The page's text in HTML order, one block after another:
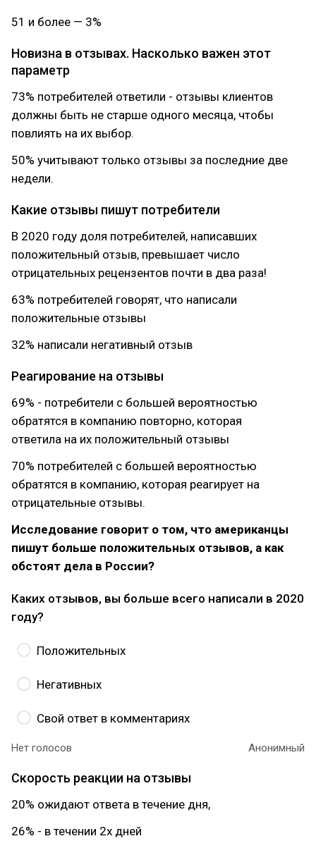
51 и более — 3%
Новизна в отзывах. Насколько важен этот
параметр
73% потребителей ответили - отзывы клиентов
должны быть не старше одного месяца, чтобы
повлиять на их выбор.
50% учитывают только отзывы за последние две
недели.
Какие отзывы пишут потребители
В 2020 году доля потребителей, написавших
положительный отзыв, превышает число
отрицательных рецензентов почти в два раза!
63% потребителей говорят, что написали
положительные отзывы
32% написали негативный отзыв
Реагирование на отзывы
69% - потребители с большей вероятностью
обратятся в компанию повторно, которая
ответила на их положительный отзывы
70% потребителей с большей вероятностью
обратятся в компанию, которая реагирует на
отрицательные отзывы.
Исследование говорит о том, что американцы
пишут больше положительных отзывов, а как
обстоят дела в России?
Каких отзывов, вы больше всего написали в 2020
году?
Положительных
Негативных
Свой ответ в комментариях
Нет голосов Анонимный
Скорость реакции на отзывы
20% ожидают ответа в течение дня,
26% - в течении 2х дней